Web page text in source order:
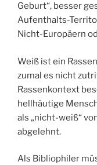
Geburt“, besser
Aufenthalts-
Nicht-Europäern
Weiß ist ein
zumal es nicht
Rassenkontext
hellhäutige
als „nicht-weiß“
abgelehnt.
Als Bibliophiler